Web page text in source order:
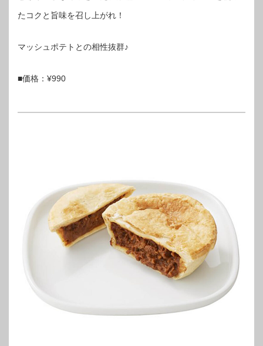
たコクと旨味を召し上がれ！
マッシュポテトとの相性抜群♪
■価格：¥990